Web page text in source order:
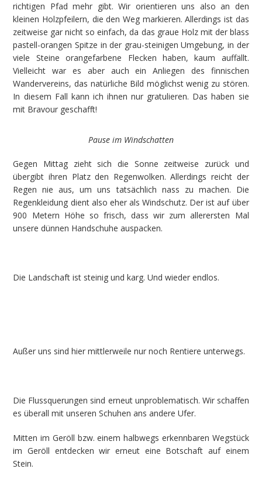
richtigen Pfad mehr gibt. Wir orientieren uns also an den
kleinen Holzpfeilern, die den Weg markieren. Allerdings ist das
zeitweise gar nicht so einfach, da das graue Holz mit der blass
pastell-orangen Spitze in der grau-steinigen Umgebung, in der
viele Steine orangefarbene Flecken haben, kaum auffällt.
Vielleicht war es aber auch ein Anliegen des finnischen
Wandervereins, das natürliche Bild möglichst wenig zu stören.
In diesem Fall kann ich ihnen nur gratulieren. Das haben sie
mit Bravour geschafft!
Pause im Windschatten
Gegen Mittag zieht sich die Sonne zeitweise zurück und
übergibt ihren Platz den Regenwolken. Allerdings reicht der
Regen nie aus, um uns tatsächlich nass zu machen. Die
Regenkleidung dient also eher als Windschutz. Der ist auf über
900 Metern Höhe so frisch, dass wir zum allerersten Mal
unsere dünnen Handschuhe auspacken.
Die Landschaft ist steinig und karg. Und wieder endlos.
Außer uns sind hier mittlerweile nur noch Rentiere unterwegs.
Die Flussquerungen sind erneut unproblematisch. Wir schaffen
es überall mit unseren Schuhen ans andere Ufer.
Mitten im Geröll bzw. einem halbwegs erkennbaren Wegstück
im Geröll entdecken wir erneut eine Botschaft auf einem
Stein.